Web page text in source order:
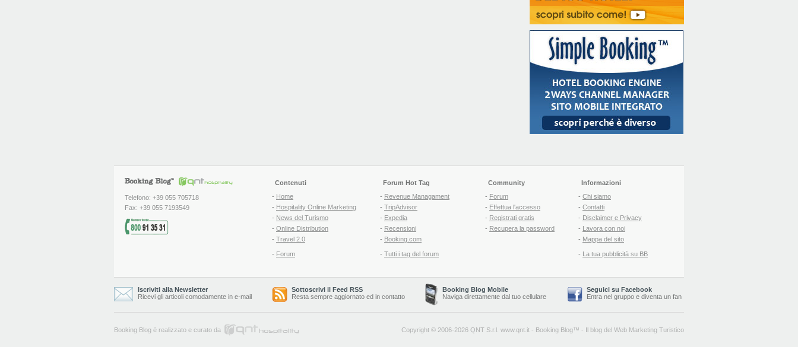
Telefono: +39 055 705718
Fax: +39 055 7193549
Contenuti
- Home
- Hospitality Online Marketing
- News del Turismo
- Online Distribution
- Travel 2.0
- Forum
Forum Hot Tag
- Revenue Managament
- TripAdvisor
- Expedia
- Recensioni
- Booking.com
- Tutti i tag del forum
Community
- Forum
- Effettua l'accesso
- Registrati gratis
- Recupera la password
Informazioni
- Chi siamo
- Contatti
- Disclaimer e Privacy
- Lavora con noi
- Mappa del sito
- La tua pubblicità su BB
Iscriviti alla Newsletter
Ricevi gli articoli comodamente in e-mail
Sottoscrivi il Feed RSS
Resta sempre aggiornato ed in contatto
Booking Blog Mobile
Naviga direttamente dal tuo cellulare
Seguici su Facebook
Entra nel gruppo e diventa un fan
Booking Blog è realizzato e curato da Copyright © 2006-2026 QNT S.r.l. www.qnt.it - Booking Blog™ - Il blog del Web Marketing Turistico